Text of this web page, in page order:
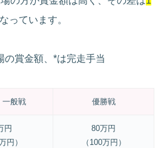
っています。
賞金額、*は完走手当
一般戦 優勝戦
円
円）
80万円
（100万円）